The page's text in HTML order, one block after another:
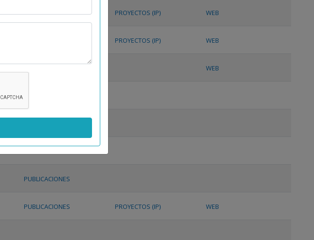
PUBLICACIONES PROYECTOS (IP) WEB
PROYECTOS (IP) WEB
WEB
PUBLICACIONES
PUBLICACIONES PROYECTOS (IP) WEB